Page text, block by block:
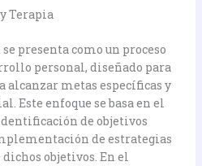
Terapia
presenta como un proceso
personal, diseñado para
alcanzar metas específicas y
Este enfoque se basa en el
de objetivos
de estrategias
objetivos. En el